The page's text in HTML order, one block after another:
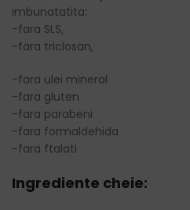
imbunatatita:
-fara SLS,
-fara triclosan,
-fara ulei mineral
-fara gluten
-fara parabeni
-fara formaldehida
-fara ftalati
Ingrediente cheie: